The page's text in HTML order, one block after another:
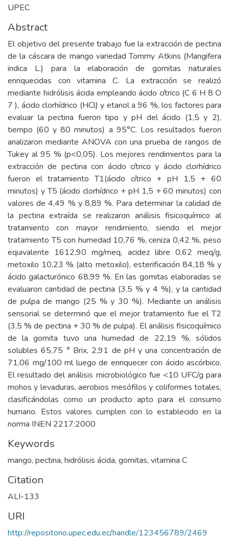
UPEC
Abstract
El objetivo del presente trabajo fue la extracción de pectina
de la cáscara de mango variedad Tommy Atkins (Mangifera
indica L.) para la elaboración de gomitas naturales
enriquecidas con vitamina C. La extracción se realizó
mediante hidrólisis ácida empleando ácido cítrico (C 6 H 8 O
7 ), ácido clorhídrico (HCl) y etanol a 96 %, los factores para
evaluar la pectina fueron tipo y pH del ácido (1,5 y 2),
tiempo (60 y 80 minutos) a 95°C. Los resultados fueron
analizaron mediante ANOVA con una prueba de rangos de
Tukey al 95 % (p<0,05). Los mejores rendimientos para la
extracción de pectina con ácido cítrico y ácido clorhídrico
fueron el tratamiento T1(ácido cítrico + pH 1,5 + 60
minutos) y T5 (ácido clorhídrico + pH 1,5 + 60 minutos) con
valores de 4,49 % y 8,89 %. Para determinar la calidad de
la pectina extraída se realizaron análisis fisicoquímico al
tratamiento con mayor rendimiento, siendo el mejor
tratamiento T5 con humedad 10,76 %, ceniza 0,42 %, peso
equivalente 1612,90 mg/meq, acidez libre 0,62 meq/g,
metoxilo 10,23 % (alto metoxilo), esterificación 84,18 % y
ácido galacturónico 68,99 %. En las gomitas elaboradas se
evaluaron cantidad de pectina (3,5 % y 4 %), y la cantidad
de pulpa de mango (25 % y 30 %). Mediante un análisis
sensorial se determinó que el mejor tratamiento fue el T2
(3,5 % de pectina + 30 % de pulpa). El análisis fisicoquímico
de la gomita tuvo una humedad de 22,19 %, sólidos
solubles 65,75 ° Brix, 2,91 de pH y una concentración de
71,06 mg/100 ml luego de enriquecer con ácido ascórbico.
El resultado del análisis microbiológico fue <10 UFC/g para
mohos y levaduras, aerobios mesófilos y coliformes totales,
clasificándolas como un producto apto para el consumo
humano. Estos valores cumplen con lo establecido en la
norma INEN 2217:2000
Keywords
mango, pectina, hidrólisis ácida, gomitas, vitamina C
Citation
ALI-133
URI
http://repositorio.upec.edu.ec/handle/123456789/2469